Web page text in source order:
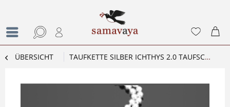
ÜBERSICHT TAUFKETTE SILBER ICHTHYS 2.0 TAUFSCHMUCK MIT GRAVUR